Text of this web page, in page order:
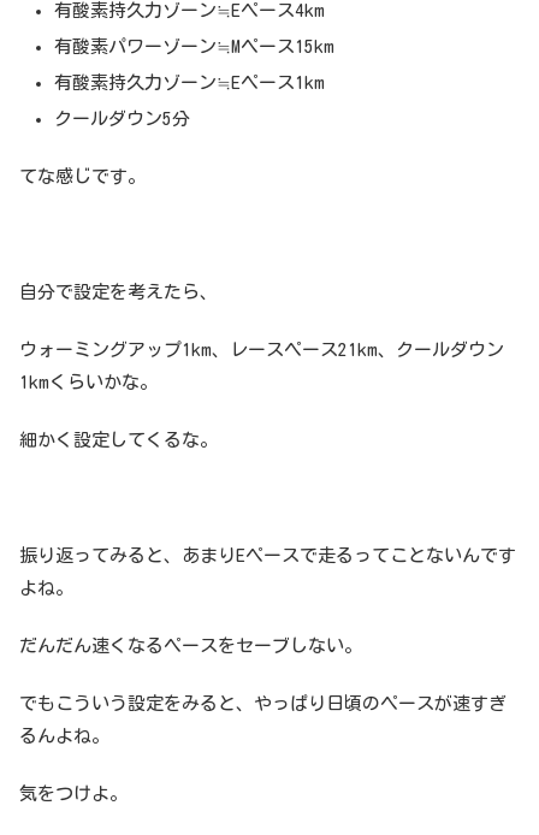
有酸素持久力ゾーン≒Eペース4km
有酸素パワーゾーン≒Mペース15km
有酸素持久力ゾーン≒Eペース1km
クールダウン5分
てな感じです。
自分で設定を考えたら、
ウォーミングアップ1km、レースペース21km、クールダウン
1kmくらいかな。
細かく設定してくるな。
振り返ってみると、あまりEペースで走るってことないんです
よね。
だんだん速くなるペースをセーブしない。
でもこういう設定をみると、やっぱり日頃のペースが速すぎ
るんよね。
気をつけよ。